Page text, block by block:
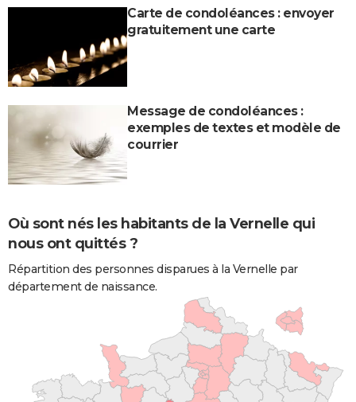
Carte de condoléances : envoyer
gratuitement une carte
Message de condoléances :
exemples de textes et modèle de
courrier
Où sont nés les habitants de la Vernelle qui
nous ont quittés ?
Répartition des personnes disparues à la Vernelle par
département de naissance.